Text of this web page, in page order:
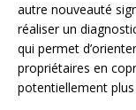
autre nouveauté
réaliser un
qui permet
propriétaires en
potentiellement